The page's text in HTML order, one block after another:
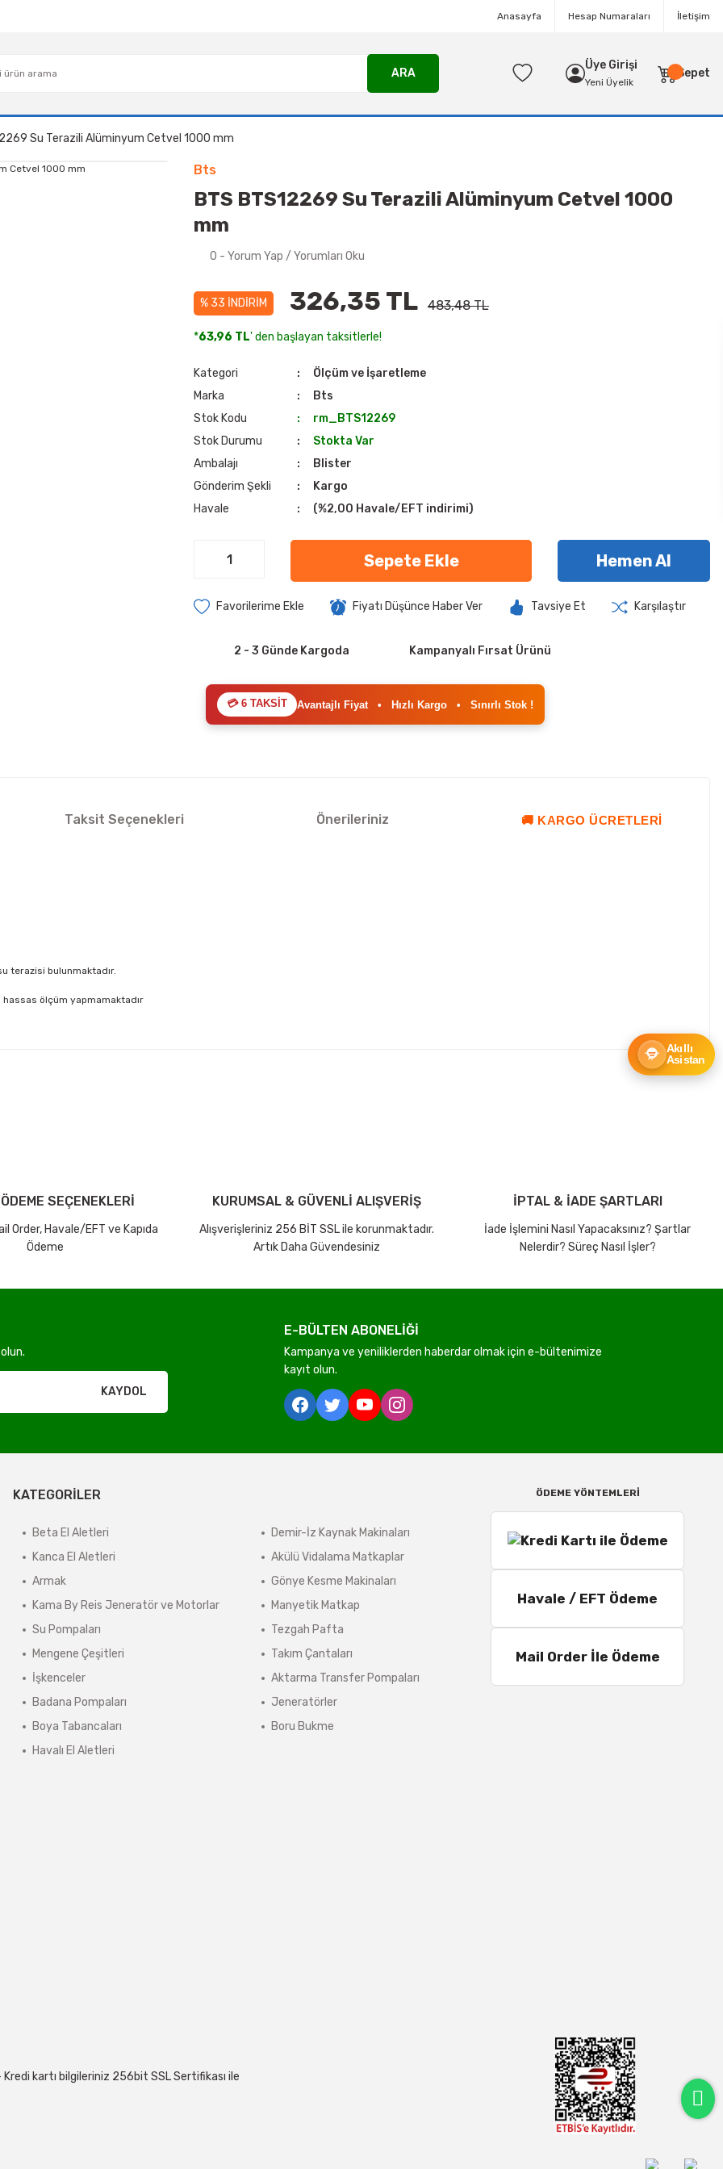
Anasayfa Hesap Numaraları İletişim
ARA
Üye Girişi
Yeni Üyelik
Sepet
Su Terazili Alüminyum Cetvel 1000 mm
Bts
BTS BTS12269 Su Terazili Alüminyum Cetvel 1000
mm
0 - Yorum Yap / Yorumları Oku
% 33 İNDİRİM 326,35 TL 483,48 TL
*63,96 TL' den başlayan taksitlerle!
Kategori
Ölçüm ve İşaretleme
Marka
Bts
Stok Kodu
rm_BTS12269
Stok Durumu
Stokta Var
Ambalajı
Blister
Gönderim Şekli
Kargo
Havale
(%2,00 Havale/EFT indirimi)
Sepete Ekle Hemen Al
Fiyatı Düşünce Haber Ver Tavsiye Et Karşılaştır
2 - 3 Günde Kargoda Kampanyalı Fırsat Ürünü
💳 6 TAKSİT Avantajlı Fiyat • Hızlı Kargo • Sınırlı Stok !
Taksit Seçenekleri Önerileriniz 🚚 KARGO ÜCRETLERI
terazisi bulunmaktadır.
ölçüm yapmamaktadır
tabidir.
kargo ücreti karşı ödemeli olarak yansıtılabilir.
sistem tarafından otomatik olarak hesaplanmaktadır.
SEÇENEKLERİ
Order, Havale/EFT ve Kapıda
Ödeme
KURUMSAL & GÜVENLİ ALIŞVERİŞ
Alışverişleriniz 256 BİT SSL ile korunmaktadır.
Artık Daha Güvendesiniz
İPTAL & İADE ŞARTLARI
İade İşlemini Nasıl Yapacaksınız? Şartlar
Nelerdir? Süreç Nasıl İşler?
KAYDOL
E-BÜLTEN ABONELİĞİ
Kampanya ve yeniliklerden haberdar olmak için e-bültenimize
kayıt olun.
KATEGORİLER
Beta El Aletleri
Kanca El Aletleri
Armak
Kama By Reis Jeneratör ve Motorlar
Su Pompaları
Mengene Çeşitleri
İşkenceler
Badana Pompaları
Boya Tabancaları
Havalı El Aletleri
Demir-İz Kaynak Makinaları
Akülü Vidalama Matkaplar
Gönye Kesme Makinaları
Manyetik Matkap
Tezgah Pafta
Takım Çantaları
Aktarma Transfer Pompaları
Jeneratörler
Boru Bukme
ÖDEME YÖNTEMLERİ
Havale / EFT Ödeme
Mail Order İle Ödeme
Akıllı
Asistan
kartı bilgileriniz 256bit SSL Sertifikası ile